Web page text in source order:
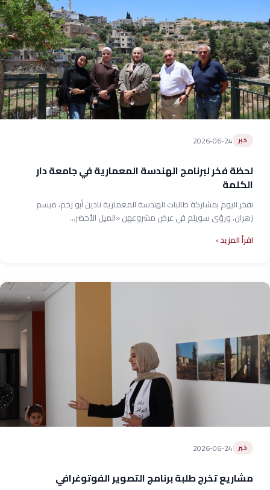
خبر 2026-06-24
لحظة فخر لبرنامج الهندسة المعمارية في جامعة دار
الكلمة
نفخر اليوم بمشاركة طالبات الهندسة المعمارية نادين أبو زخم، ميسم
زهران، ورؤى سويلم في عرض مشروعهن «الميل الأخضر...
اقرأ المزيد
خبر 2026-06-24
مشاريع تخرج طلبة برنامج التصوير الفوتوغرافي